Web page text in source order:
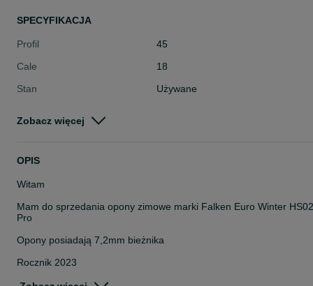
SPECYFIKACJA
Profil
45
Cale
18
Stan
Używane
Szerokość
Zobacz więcej
OPIS
Witam
Mam do sprzedania opony zimowe marki Falken Euro Winter HS02
Pro
Opony posiadają 7,2mm bieżnika
Rocznik 2023